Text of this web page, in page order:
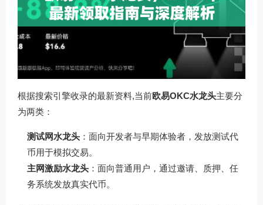
根据搜索引擎收录的最新资料,当前欧易OKC水龙头主要分
为两类：
测试网水龙头 ：面向开发者与早期体验者，发放测试代
币用于模拟交易。
主网激励水龙头 ：面向普通用户，通过邀请、质押、任
务系统发放真实代币。